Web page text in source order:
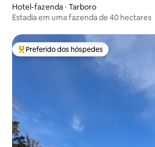
Hotel-fazenda ⋅ Tarboro
Estadia em uma fazenda de 40 hectares
Entre os melhores preferidos dos hóspedes
Preferido dos hóspedes